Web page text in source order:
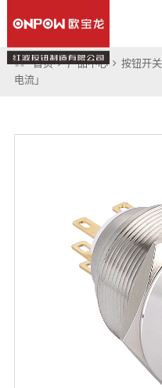
产品中心
首页 产品中心 按钮开关
电流」